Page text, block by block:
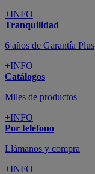
+INFO
Tranquilidad
6 años de Garantía Plus
+INFO
Catálogos
Miles de productos
+INFO
Por teléfono
Llámanos y compra
+INFO